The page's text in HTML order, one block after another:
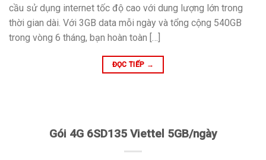
cầu sử dụng internet tốc độ cao với dung lượng lớn trong
thời gian dài. Với 3GB data mỗi ngày và tổng cộng 540GB
trong vòng 6 tháng, bạn hoàn toàn […]
ĐỌC TIẾP →
Gói 4G 6SD135 Viettel 5GB/ngày